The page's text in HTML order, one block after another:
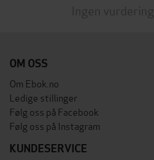
Ingen
OM OSS
Om Ebok.no
Ledige stillinger
Følg oss på Facebook
Følg oss på Instagram
KUNDESERVICE